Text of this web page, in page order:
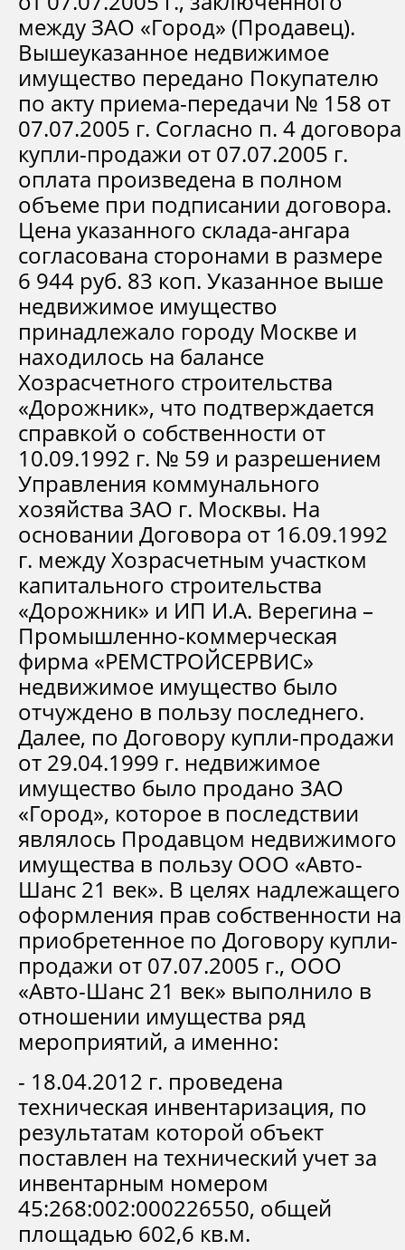
между ЗАО «Город» (Продавец).
Вышеуказанное недвижимое
имущество передано Покупателю
по акту приема-передачи № 158 от
07.07.2005 г. Согласно п. 4 договора
купли-продажи от 07.07.2005 г.
оплата произведена в полном
объеме при подписании договора.
Цена указанного склада-ангара
согласована сторонами в размере
6 944 руб. 83 коп. Указанное выше
недвижимое имущество
принадлежало городу Москве и
находилось на балансе
Хозрасчетного строительства
«Дорожник», что подтверждается
справкой о собственности от
10.09.1992 г. № 59 и разрешением
Управления коммунального
хозяйства ЗАО г. Москвы. На
основании Договора от 16.09.1992
г. между Хозрасчетным участком
капитального строительства
«Дорожник» и ИП И.А. Верегина –
Промышленно-коммерческая
фирма «РЕМСТРОЙСЕРВИС»
недвижимое имущество было
отчуждено в пользу последнего.
Далее, по Договору купли-продажи
от 29.04.1999 г. недвижимое
имущество было продано ЗАО
«Город», которое в последствии
являлось Продавцом недвижимого
имущества в пользу ООО «Авто-
Шанс 21 век». В целях надлежащего
оформления прав собственности на
приобретенное по Договору купли-
продажи от 07.07.2005 г., ООО
«Авто-Шанс 21 век» выполнило в
отношении имущества ряд
мероприятий, а именно:
- 18.04.2012 г. проведена
техническая инвентаризация, по
результатам которой объект
поставлен на технический учет за
инвентарным номером
45:268:002:000226550, общей
площадью 602,6 кв.м.